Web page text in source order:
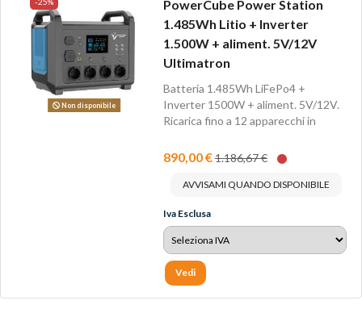
-25%
Non disponibile
PowerCube Power Station
1.485Wh Litio + Inverter
1.500W + aliment. 5V/12V
Ultimatron
Batteria 1.485Wh LiFePo4 +
Inverter 1500W + aliment. 5V/12V.
Ricarica fino a 12 apparecchi in
890,00 €1.186,67 €
AVVISAMI QUANDO DISPONIBILE
Iva Esclusa
Vedi